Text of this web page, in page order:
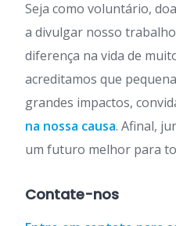
Seja como voluntário,
a divulgar nosso
diferença na vida de
acreditamos que
grandes impactos,
na nossa causa. Afinal,
um futuro melhor para
Contate-nos